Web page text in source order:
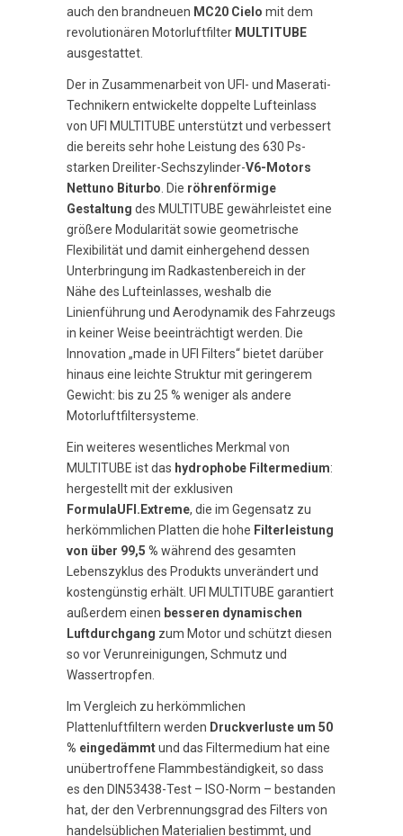
auch den brandneuen MC20 Cielo mit dem
revolutionären Motorluftfilter MULTITUBE
ausgestattet.
Der in Zusammenarbeit von UFI- und Maserati-
Technikern entwickelte doppelte Lufteinlass
von UFI MULTITUBE unterstützt und verbessert
die bereits sehr hohe Leistung des 630 Ps-
starken Dreiliter-Sechszylinder-V6-Motors
Nettuno Biturbo. Die röhrenförmige
Gestaltung des MULTITUBE gewährleistet eine
größere Modularität sowie geometrische
Flexibilität und damit einhergehend dessen
Unterbringung im Radkastenbereich in der
Nähe des Lufteinlasses, weshalb die
Linienführung und Aerodynamik des Fahrzeugs
in keiner Weise beeinträchtigt werden. Die
Innovation „made in UFI Filters“ bietet darüber
hinaus eine leichte Struktur mit geringerem
Gewicht: bis zu 25 % weniger als andere
Motorluftfiltersysteme.
Ein weiteres wesentliches Merkmal von
MULTITUBE ist das hydrophobe Filtermedium:
hergestellt mit der exklusiven
FormulaUFI.Extreme, die im Gegensatz zu
herkömmlichen Platten die hohe Filterleistung
von über 99,5 % während des gesamten
Lebenszyklus des Produkts unverändert und
kostengünstig erhält. UFI MULTITUBE garantiert
außerdem einen besseren dynamischen
Luftdurchgang zum Motor und schützt diesen
so vor Verunreinigungen, Schmutz und
Wassertropfen.
Im Vergleich zu herkömmlichen
Plattenluftfiltern werden Druckverluste um 50
% eingedämmtund das Filtermedium hat eine
unübertroffene Flammbeständigkeit, so dass
es den DIN53438-Test – ISO-Norm – bestanden
hat, der den Verbrennungsgrad des Filters von
handelsüblichen Materialien bestimmt, und